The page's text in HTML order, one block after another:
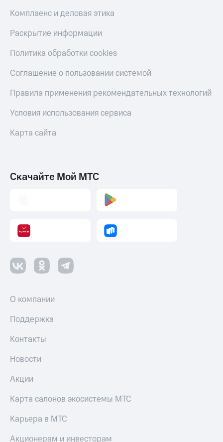
Комплаенс и деловая этика
Раскрытие информации
Политика обработки cookies
Соглашение о пользовании системой
Правила применения рекомендательных технологий
Условия использования сервиса
Карта сайта
Скачайте Мой МТС
О компании
Поддержка
Контакты
Новости
Акции
Карта салонов экосистемы МТС
Карьера в МТС
Акционерам и инвесторам